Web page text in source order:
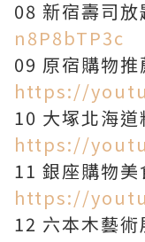
08 新宿壽司放
n8P8bTP3c
09 原宿購物推
https://
10 大塚北海道
https://
11 銀座購物美
https://
12 六本木藝術